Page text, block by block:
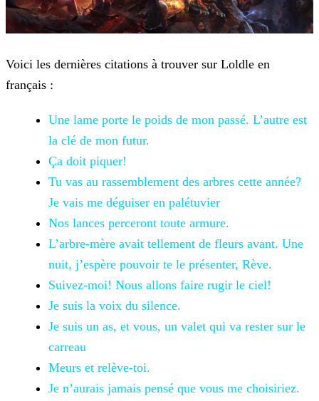
Voici les dernières citations à trouver sur Loldle en
français :
Une lame porte le poids de mon passé. L’autre est
la clé de mon futur.
Ça doit piquer!
Tu vas au rassemblement des arbres cette année?
Je vais me déguiser en palétuvier
Nos lances perceront toute armure.
L’arbre-mère avait tellement de fleurs avant. Une
nuit, j’espère pouvoir te le présenter, Rève.
Suivez-moi! Nous allons faire rugir le ciel!
Je suis la voix du silence.
Je suis un as, et vous, un valet qui va rester sur le
carreau
Meurs et relève-toi.
Je n’aurais jamais pensé que vous me choisiriez.